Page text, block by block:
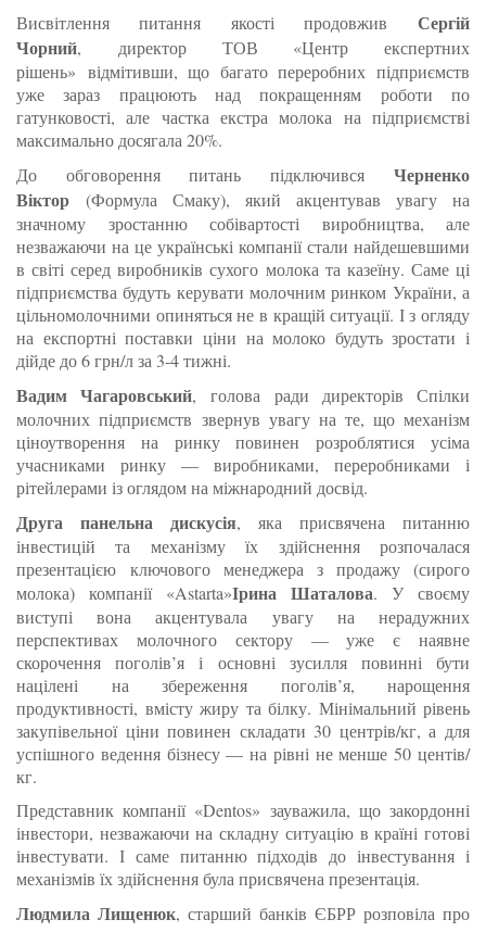
Висвітлення питання якості продовжив Сергій
Чорний, директор ТОВ «Центр експертних
рішень» відмітивши, що багато переробних підприємств
уже зараз працюють над покращенням роботи по
гатунковості, але частка екстра молока на підприємстві
максимально досягала 20%.
До обговорення питань підключився Черненко
Віктор (Формула Смаку), який акцентував увагу на
значному зростанню собівартості виробництва, але
незважаючи на це українські компанії стали найдешевшими
в світі серед виробників сухого молока та казеїну. Саме ці
підприємства будуть керувати молочним ринком України, а
цільномолочними опиняться не в кращій ситуації. І з огляду
на експортні поставки ціни на молоко будуть зростати і
дійде до 6 грн/л за 3-4 тижні.
Вадим Чагаровський, голова ради директорів Спілки
молочних підприємств звернув увагу на те, що механізм
ціноутворення на ринку повинен розроблятися усіма
учасниками ринку — виробниками, переробниками і
рітейлерами із оглядом на міжнародний досвід.
Друга панельна дискусія, яка присвячена питанню
інвестицій та механізму їх здійснення розпочалася
презентацією ключового менеджера з продажу (сирого
молока) компанії «Astarta»Ірина Шаталова. У своєму
виступі вона акцентувала увагу на нерадужних
перспективах молочного сектору — уже є наявне
скорочення поголів’я і основні зусилля повинні бути
націлені на збереження поголів’я, нарощення
продуктивності, вмісту жиру та білку. Мінімальний рівень
закупівельної ціни повинен складати 30 центрів/кг, а для
успішного ведення бізнесу — на рівні не менше 50 центів/
кг.
Представник компанії «Dentos» зауважила, що закордонні
інвестори, незважаючи на складну ситуацію в країні готові
інвестувати. І саме питанню підходів до інвестування і
механізмів їх здійснення була присвячена презентація.
Людмила Лищенюк, старший банків ЄБРР розповіла про